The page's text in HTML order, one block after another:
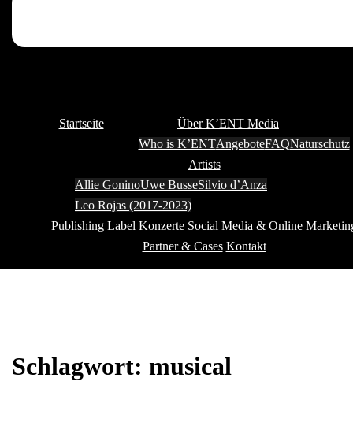
Startseite
Über K’ENT Media
Who is K’ENTAngeboteFAQNaturschutz
Artists
Allie GoninoUwe BusseSilvio d’Anza
Leo Rojas (2017-2023)
Publishing Label Konzerte Social Media & Online
Partner & Cases Kontakt
Schlagwort: musical